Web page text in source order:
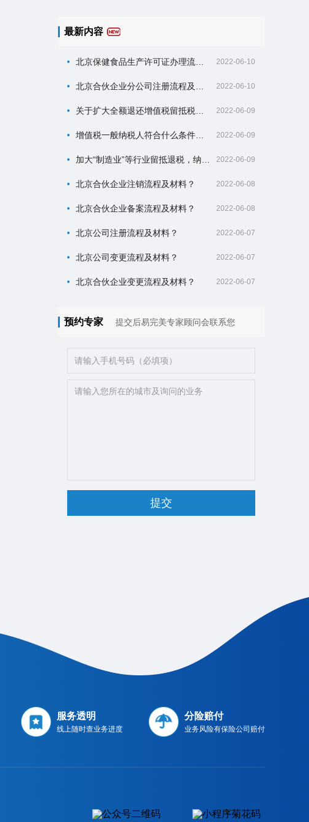
最新内容
2022-06-10
2022-06-10
2022-06-09
2022-06-09
2022-06-09
北京合伙企业注销流程及材料？ 2022-06-08
北京合伙企业备案流程及材料？ 2022-06-08
北京公司注册流程及材料？ 2022-06-07
北京公司变更流程及材料？ 2022-06-07
北京合伙企业变更流程及材料？ 2022-06-07
预约专家 提交后易完美专家顾问会联系您
服务透明
线上随时查业务进度
分险赔付
业务风险有保险公司赔付